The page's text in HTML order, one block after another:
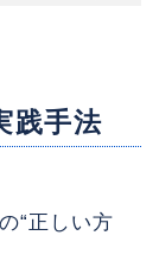
践手法
“正しい方